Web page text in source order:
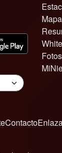
Fotos
Contacto